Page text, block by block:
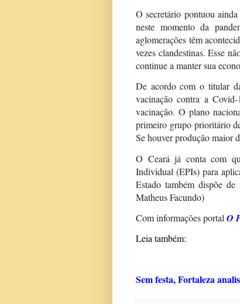
O secretário pontuou
neste momento da
aglomerações têm
vezes clandestinas. Esse
continue a manter sua
De acordo com o titular
vacinação contra a
vacinação. O plano
primeiro grupo prioritário
Se houver produção maior
O Ceará já conta com
Individual (EPIs) para
Estado também dispõe de
Matheus Facundo)
Com informações portal O
Leia também:
Sem festa, Fortaleza